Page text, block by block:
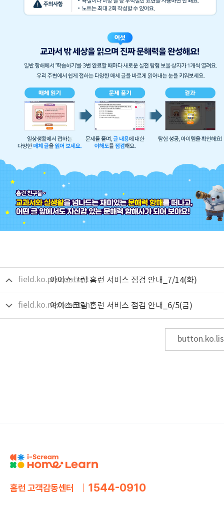
field.ko.precontent
아이스크림 홈런 서비스 점검 안내_7/14(화)
field.ko.nextcontent
아이스크림 홈런 서비스 점검 안내_6/5(금)
홈런 고객감동센터 1544-0910